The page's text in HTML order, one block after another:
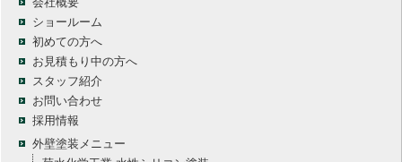
ショールーム
初めての方へ
お見積もり中の方へ
スタッフ紹介
お問い合わせ
採用情報
外壁塗装メニュー